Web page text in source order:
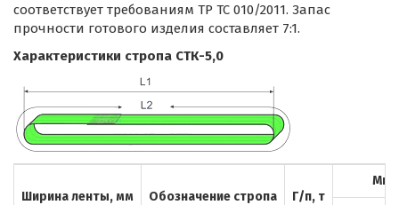
соответствует требованиям ТР ТС 010/2011. Запас
прочности готового изделия составляет 7:1.
Характеристики стропа СТК-5,0
Ширина ленты, мм Обозначение стропа Г/п, т